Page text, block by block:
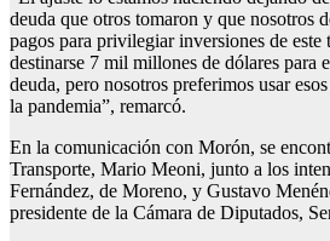
deuda que otros tomaron y que nosotros
pagos para privilegiar inversiones de
destinarse 7 mil millones de dólares para
deuda, pero nosotros preferimos usar
la pandemia”, remarcó.
En la comunicación con Morón, se
Transporte, Mario Meoni, junto a los
Fernández, de Moreno, y Gustavo
presidente de la Cámara de Diputados,